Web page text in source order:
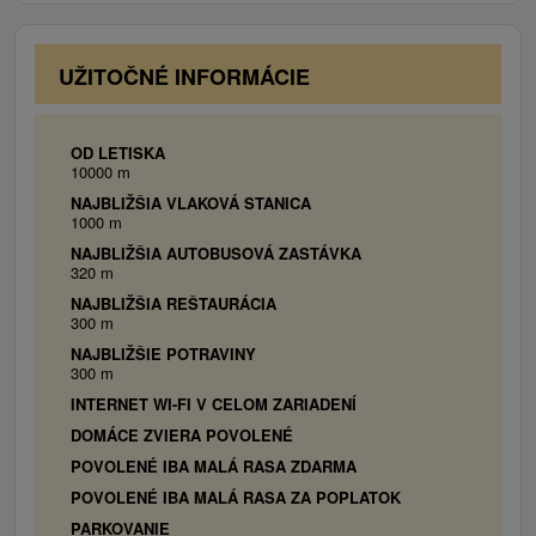
UŽITOČNÉ INFORMÁCIE
OD LETISKA
10000 m
NAJBLIŽŠIA VLAKOVÁ STANICA
1000 m
NAJBLIŽŠIA AUTOBUSOVÁ ZASTÁVKA
320 m
NAJBLIŽŠIA REŠTAURÁCIA
300 m
NAJBLIŽŠIE POTRAVINY
300 m
INTERNET WI-FI V CELOM ZARIADENÍ
DOMÁCE ZVIERA POVOLENÉ
POVOLENÉ IBA MALÁ RASA ZDARMA
POVOLENÉ IBA MALÁ RASA ZA POPLATOK
PARKOVANIE